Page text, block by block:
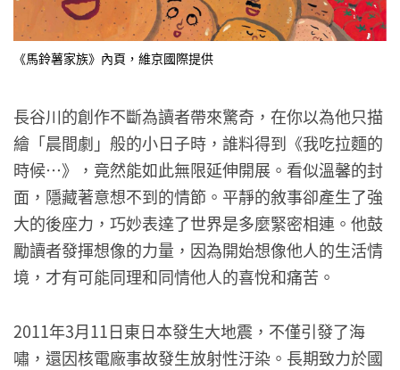
《馬鈴薯家族》內頁，維京國際提供
長谷川的創作不斷為讀者帶來驚奇，在你以為他只描
繪「晨間劇」般的小日子時，誰料得到《我吃拉麵的
時候…》，竟然能如此無限延伸開展。看似溫馨的封
面，隱藏著意想不到的情節。平靜的敘事卻產生了強
大的後座力，巧妙表達了世界是多麼緊密相連。他鼓
勵讀者發揮想像的力量，因為開始想像他人的生活情
境，才有可能同理和同情他人的喜悅和痛苦。
2011年3月11日東日本發生大地震，不僅引發了海
嘯，還因核電廠事故發生放射性汙染。長期致力於國